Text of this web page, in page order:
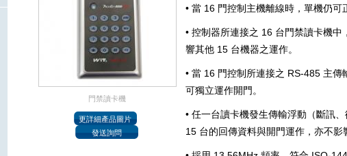
門禁讀卡機
• 當 16 門控制主機離線時，單機仍可
• 控制器所連接之 16 台門禁讀卡機
響其他 15 台機器之運作。
• 當 16 門控制所連接之 RS-485 主
可獨立運作開門。
• 任一台讀卡機發生傳輸浮動（斷訊
15 台的回傳資料與開門運作，亦不影